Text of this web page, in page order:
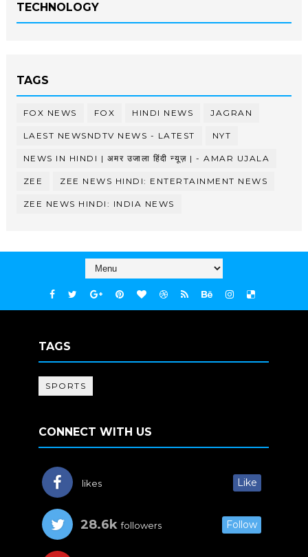
TECHNOLOGY
TAGS
FOX NEWS FOX HINDI NEWS JAGRAN
LAEST NEWSNDTV NEWS - LATEST NYT
NEWS IN HINDI | अमर उजाला हिंदी न्यूज़ | - AMAR UJALA
ZEE ZEE NEWS HINDI: ENTERTAINMENT NEWS
ZEE NEWS HINDI: INDIA NEWS
TAGS
SPORTS
CONNECT WITH US
likes Like
28.6k followers Follow